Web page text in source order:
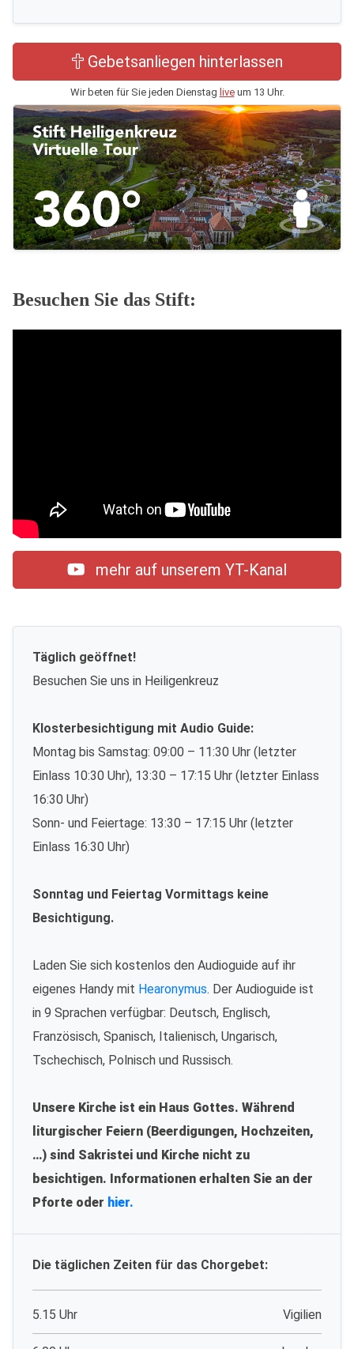
Gebetsanliegen hinterlassen
Wir beten für Sie jeden Dienstag liveum 13 Uhr.
Besuchen Sie das Stift:
mehr auf unserem YT-Kanal
Täglich geöffnet!
Besuchen Sie uns in Heiligenkreuz
Klosterbesichtigung mit Audio Guide:
Montag bis Samstag: 09:00 – 11:30 Uhr (letzter
Einlass 10:30 Uhr), 13:30 – 17:15 Uhr (letzter Einlass
16:30 Uhr)
Sonn- und Feiertage: 13:30 – 17:15 Uhr (letzter
Einlass 16:30 Uhr)
Sonntag und Feiertag Vormittags keine
Besichtigung.
Laden Sie sich kostenlos den Audioguide auf ihr
eigenes Handy mit Hearonymus. Der Audioguide ist
in 9 Sprachen verfügbar: Deutsch, Englisch,
Französisch, Spanisch, Italienisch, Ungarisch,
Tschechisch, Polnisch und Russisch.
Unsere Kirche ist ein Haus Gottes. Während
liturgischer Feiern (Beerdigungen, Hochzeiten,
…) sind Sakristei und Kirche nicht zu
besichtigen. Informationen erhalten Sie an der
Pforte oder hier.
Die täglichen Zeiten für das Chorgebet:
5.15 Uhr Vigilien